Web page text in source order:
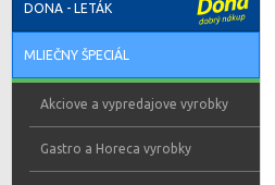
DONA - LETÁK
MLIEČNY ŠPECIÁL
Akciove a vypredajove vyrobky
Gastro a Horeca vyrobky